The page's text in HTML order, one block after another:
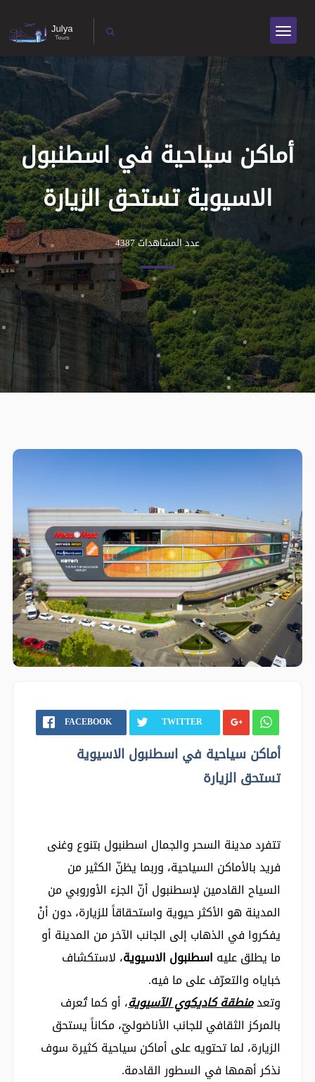
أماكن سياحية في اسطنبول
الاسيوية تستحق الزيارة
عدد المشاهدات 4387
FACEBOOK TWITTER
أماكن سياحية في اسطنبول الاسيوية
تستحق الزيارة
تتفرد مدينة السحر والجمال اسطنبول بتنوع وغنى
فريد بالأماكن السياحية، وربما يظنّ الكثير من
السياح القادمين لإسطنبول أنّ الجزء الأوروبي من
المدينة هو الأكثر حيوية واستحقاقاً للزيارة، دون أنْ
يفكروا في الذهاب إلى الجانب الآخر من المدينة أو
ما يطلق عليه اسطنبول الاسيوية، لاستكشاف
خباياه والتعرّف على ما فيه.
وتعدمنطقة كاديكوي الآسيوية، أو كما تُعرف
بالمركز الثقافي للجانب الأناضوليّ، مكاناً يستحق
الزيارة، لما تحتويه على أماكن سياحية كثيرة سوف
نذكر أهمها في السطور القادمة.